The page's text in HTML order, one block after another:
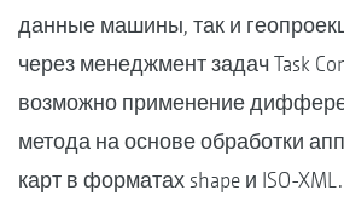
данные машины, так и
через менеджмент задач Task
возможно применение
метода на основе обработки
карт в форматах shape и ISO-XML.